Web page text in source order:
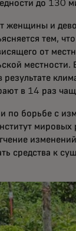
до 130
женщины и
тем,
от
местности.
в 14 раз
по борьбе с
мировых
средства к